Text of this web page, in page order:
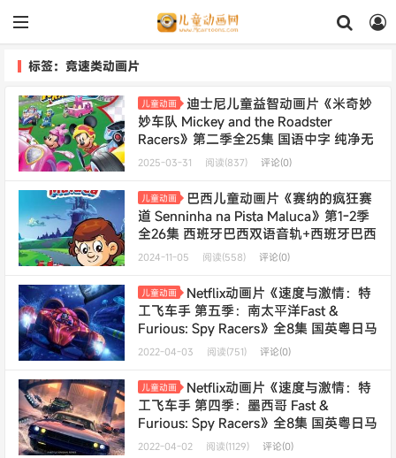
标签：竞速类动画片
儿童动画
迪士尼儿童益智动画片《米奇妙
妙车队 Mickey and the Roadster
Racers》第二季全25集 国语中字 纯净无
水印版 720P/MP4/1.87G 动画片米奇和赛
2025-03-31 阅读(837) 评论(0)
儿童动画
巴西儿童动画片《赛纳的疯狂赛
道 Senninha na Pista Maluca》第1-2季
全26集 西班牙巴西双语音轨+西班牙巴西
双字字幕 官方纯净无水印版
道下载
2024-11-05 阅读(558) 评论(0)
儿童动画
Netflix动画片《速度与激情：特
工飞车手 第五季：南太平洋Fast &
Furious: Spy Racers》全8集 国英粤日马
来五语五字 1080P/MP4/8.75G 动画片特
年费会员专享
2022-04-03 阅读(751) 评论(0)
儿童动画
Netflix动画片《速度与激情：特
工飞车手 第四季：墨西哥 Fast &
Furious: Spy Racers》全8集 国英粤日马
来五语五字 1080P/MP4/6.38G 动画片特
2022-04-02 阅读(1129) 评论(0)